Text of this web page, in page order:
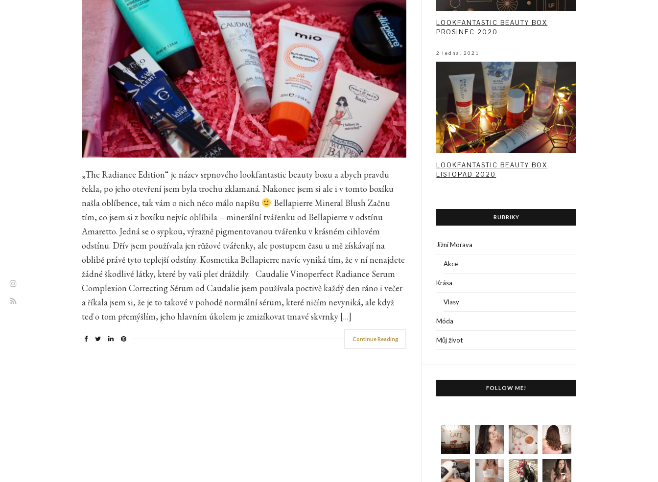
„The Radiance Edition“ je název srpnového lookfantastic beauty boxu a abych pravdu
řekla, po jeho otevření jsem byla trochu zklamaná. Nakonec jsem si ale i v tomto boxíku
našla oblíbence, tak vám o nich něco málo napíšu
Bellapierre Mineral Blush Začnu
tím, co jsem si z boxíku nejvíc oblíbila – minerální tvářenku od Bellapierre v odstínu
Amaretto. Jedná se o sypkou, výrazně pigmentovanou tvářenku v krásném cihlovém
odstínu. Dřív jsem používala jen růžové tvářenky, ale postupem času u mě získávají na
oblibě právě tyto teplejší odstíny. Kosmetika Bellapierre navíc vyniká tím, že v ní nenajdete
žádné škodlivé látky, které by vaši pleť dráždily. Caudalie Vinoperfect Radiance Serum
Complexion Correcting Sérum od Caudalie jsem používala poctivě každý den ráno i večer
a říkala jsem si, že je to takové v pohodě normální sérum, které ničím nevyniká, ale když
teď o tom přemýšlím, jeho hlavním úkolem je zmizíkovat tmavé skvrnky […]
Continue Reading
LOOKFANTASTIC BEAUTY BOX
PROSINEC 2020
2 ledna, 2021
LOOKFANTASTIC BEAUTY BOX
LISTOPAD 2020
RUBRIKY
Jižní Morava
Akce
Krása
Vlasy
Móda
Můj život
FOLLOW ME!